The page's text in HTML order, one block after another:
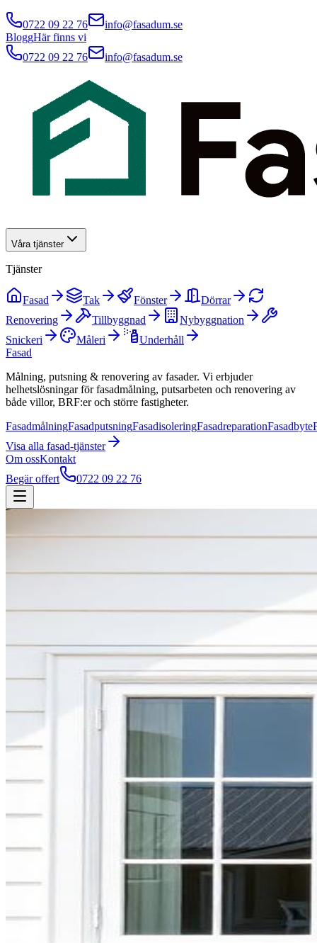
0722 09 22 76
info@fasadum.se
BloggHär finns vi
0722 09 22 76
info@fasadum.se
Våra tjänster
Tjänster
Fasad Tak Fönster
Dörrar
Renovering
Tillbyggnad
Nybyggnation
Snickeri
Måleri
Underhåll
Fasad
Målning, putsning & renovering av fasader. Vi erbjuder
helhetslösningar för fasadmålning, putsarbeten och renovering av
både villor, BRF:er och större fastigheter.
FasadmålningFasadputsningFasadisoleringFasadreparationFasadbyte
Visa alla fasad-tjänster
Om ossKontakt
Begär offert
0722 09 22 76